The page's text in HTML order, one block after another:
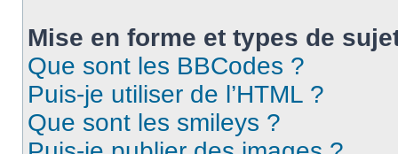
Mise en forme et types de
Que sont les BBCodes ?
Puis-je utiliser de l’HTML ?
Que sont les smileys ?